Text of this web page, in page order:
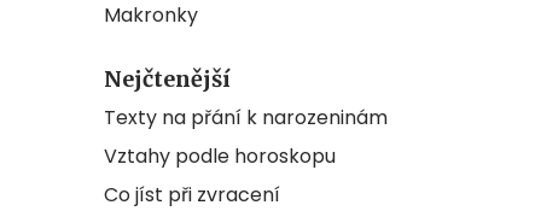
Makronky
Nejčtenější
Texty na přání k narozeninám
Vztahy podle horoskopu
Co jíst při zvracení